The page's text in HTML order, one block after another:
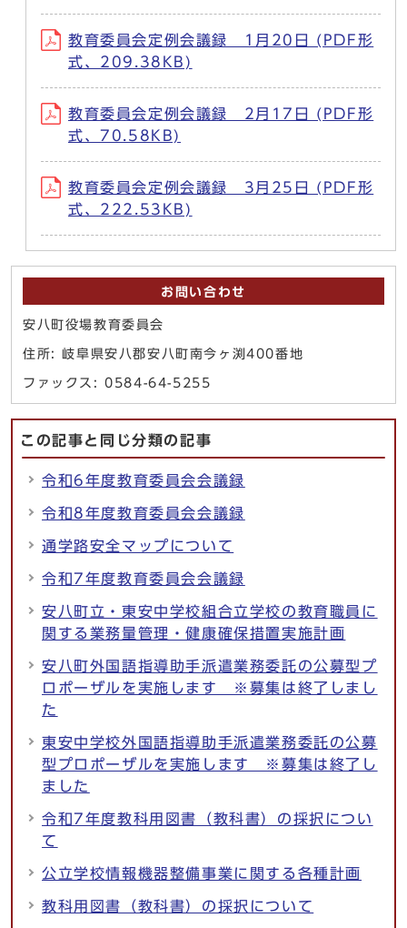
教育委員会定例会議録 1月20日 (PDF形
式、209.38KB)
教育委員会定例会議録 2月17日 (PDF形
式、70.58KB)
教育委員会定例会議録 3月25日 (PDF形
式、222.53KB)
お問い合わせ
安八町役場教育委員会
住所: 岐阜県安八郡安八町南今ヶ渕400番地
ファックス: 0584-64-5255
この記事と同じ分類の記事
令和6年度教育委員会会議録
令和8年度教育委員会会議録
通学路安全マップについて
令和7年度教育委員会会議録
安八町立・東安中学校組合立学校の教育職員に
関する業務量管理・健康確保措置実施計画
安八町外国語指導助手派遣業務委託の公募型プ
ロポーザルを実施します ※募集は終了しまし
た
東安中学校外国語指導助手派遣業務委託の公募
型プロポーザルを実施します ※募集は終了し
ました
令和7年度教科用図書（教科書）の採択につい
て
公立学校情報機器整備事業に関する各種計画
教科用図書（教科書）の採択について